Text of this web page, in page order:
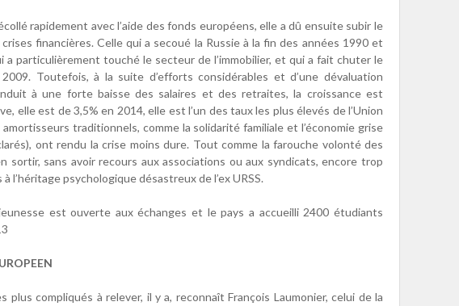
rapidement avec l’aide des fonds européens, elle a dû ensuite subir le
financières. Celle qui a secoué la Russie à la fin des années 1990 et
a particulièrement touché le secteur de l’immobilier, et qui a fait chuter le
Toutefois, à la suite d’efforts considérables et d’une dévaluation
à une forte baisse des salaires et des retraites, la croissance est
elle est de 3,5% en 2014, elle est l’un des taux les plus élevés de l’Union
traditionnels, comme la solidarité familiale et l’économie grise
ont rendu la crise moins dure. Tout comme la farouche volonté des
sortir, sans avoir recours aux associations ou aux syndicats, encore trop
l’héritage psychologique désastreux de l’ex URSS.
est ouverte aux échanges et le pays a accueilli 2400 étudiants
plus compliqués à relever, il y a, reconnaît François Laumonier, celui de la